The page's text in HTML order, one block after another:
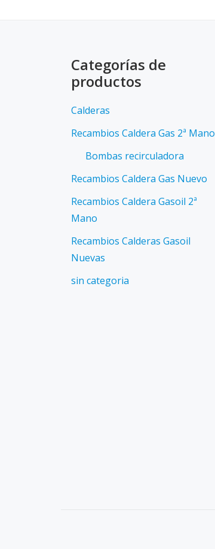
Categorías de
productos
Calderas
Recambios Caldera Gas 2ª Mano
Bombas recirculadora
Recambios Caldera Gas Nuevo
Recambios Caldera Gasoil 2ª
Mano
Recambios Calderas Gasoil
Nuevas
sin categoria